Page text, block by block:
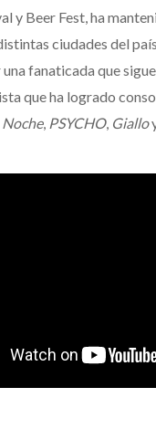
y Beer Fest, ha
ciudades del
fanaticada que
que ha logrado
Noche, PSYCHO, Giallo